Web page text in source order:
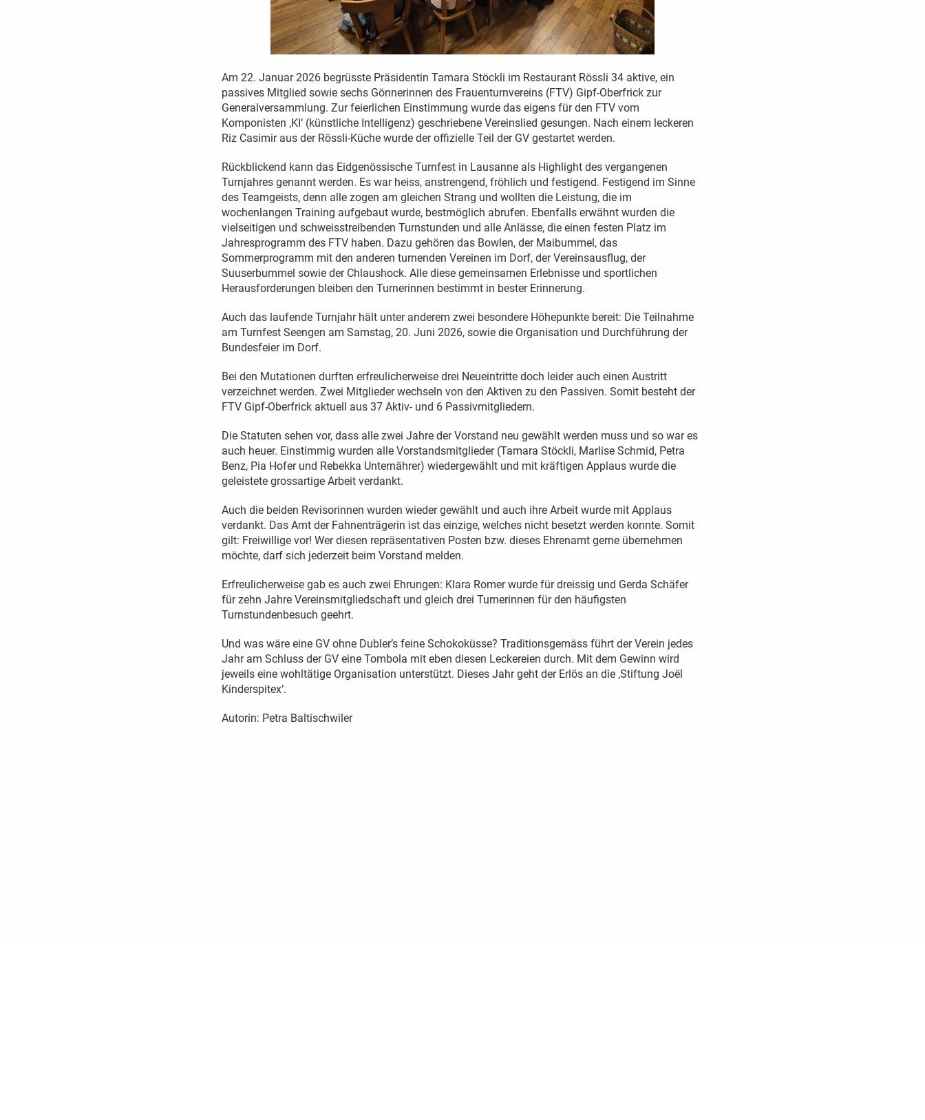
Am 22. Januar 2026 begrüsste Präsidentin Tamara Stöckli im Restaurant Rössli 34 aktive, ein
passives Mitglied sowie sechs Gönnerinnen des Frauenturnvereins (FTV) Gipf-Oberfrick zur
Generalversammlung. Zur feierlichen Einstimmung wurde das eigens für den FTV vom
Komponisten ‚KI‘ (künstliche Intelligenz) geschriebene Vereinslied gesungen. Nach einem leckeren
Riz Casimir aus der Rössli-Küche wurde der offizielle Teil der GV gestartet werden.
Rückblickend kann das Eidgenössische Turnfest in Lausanne als Highlight des vergangenen
Turnjahres genannt werden. Es war heiss, anstrengend, fröhlich und festigend. Festigend im Sinne
des Teamgeists, denn alle zogen am gleichen Strang und wollten die Leistung, die im
wochenlangen Training aufgebaut wurde, bestmöglich abrufen. Ebenfalls erwähnt wurden die
vielseitigen und schweisstreibenden Turnstunden und alle Anlässe, die einen festen Platz im
Jahresprogramm des FTV haben. Dazu gehören das Bowlen, der Maibummel, das
Sommerprogramm mit den anderen turnenden Vereinen im Dorf, der Vereinsausflug, der
Suuserbummel sowie der Chlaushock. Alle diese gemeinsamen Erlebnisse und sportlichen
Herausforderungen bleiben den Turnerinnen bestimmt in bester Erinnerung.
Auch das laufende Turnjahr hält unter anderem zwei besondere Höhepunkte bereit: Die Teilnahme
am Turnfest Seengen am Samstag, 20. Juni 2026, sowie die Organisation und Durchführung der
Bundesfeier im Dorf.
Bei den Mutationen durften erfreulicherweise drei Neueintritte doch leider auch einen Austritt
verzeichnet werden. Zwei Mitglieder wechseln von den Aktiven zu den Passiven. Somit besteht der
FTV Gipf-Oberfrick aktuell aus 37 Aktiv- und 6 Passivmitgliedern.
Die Statuten sehen vor, dass alle zwei Jahre der Vorstand neu gewählt werden muss und so war es
auch heuer. Einstimmig wurden alle Vorstandsmitglieder (Tamara Stöckli, Marlise Schmid, Petra
Benz, Pia Hofer und Rebekka Unternährer) wiedergewählt und mit kräftigen Applaus wurde die
geleistete grossartige Arbeit verdankt.
Auch die beiden Revisorinnen wurden wieder gewählt und auch ihre Arbeit wurde mit Applaus
verdankt. Das Amt der Fahnenträgerin ist das einzige, welches nicht besetzt werden konnte. Somit
gilt: Freiwillige vor! Wer diesen repräsentativen Posten bzw. dieses Ehrenamt gerne übernehmen
möchte, darf sich jederzeit beim Vorstand melden.
Erfreulicherweise gab es auch zwei Ehrungen: Klara Romer wurde für dreissig und Gerda Schäfer
für zehn Jahre Vereinsmitgliedschaft und gleich drei Turnerinnen für den häufigsten
Turnstundenbesuch geehrt.
Und was wäre eine GV ohne Dubler’s feine Schokoküsse? Traditionsgemäss führt der Verein jedes
Jahr am Schluss der GV eine Tombola mit eben diesen Leckereien durch. Mit dem Gewinn wird
jeweils eine wohltätige Organisation unterstützt. Dieses Jahr geht der Erlös an die ‚Stiftung Joël
Kinderspitex‘.
Autorin: Petra Baltischwiler